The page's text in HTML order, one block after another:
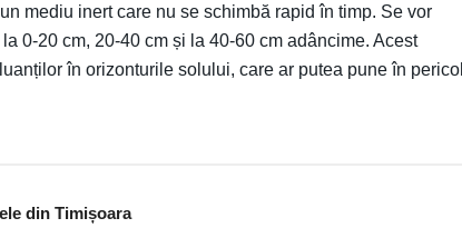
mediu inert care nu se schimbă rapid în timp. Se vor
0-20 cm, 20-40 cm și la 40-60 cm adâncime. Acest
în orizonturile solului, care ar putea pune în pericol
din Timișoara